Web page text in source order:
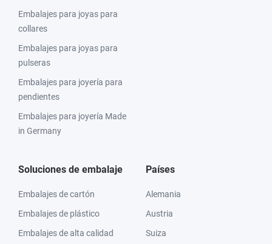
Embalajes para joyas para
collares
Embalajes para joyas para
pulseras
Embalajes para joyería para
pendientes
Embalajes para joyería Made
in Germany
Soluciones de embalaje
Embalajes de cartón
Embalajes de plástico
Embalajes de alta calidad
Países
Alemania
Austria
Suiza